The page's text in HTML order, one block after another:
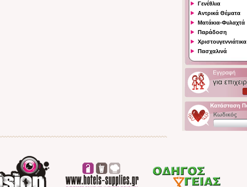
Γενέθλια
Αντρικά Θέματα
Ματάκια-Φυλαχτά
Παράδοση
Χριστουγεννιάτικα
Πασχαλινά